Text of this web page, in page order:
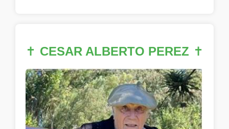
✝ CESAR ALBERTO PEREZ ✝